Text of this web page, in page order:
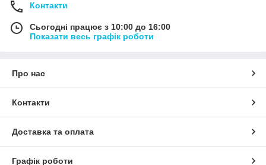
Контакти
Сьогодні працює з 10:00 до 16:00
Показати весь графік роботи
Про нас
Контакти
Доставка та оплата
Графік роботи